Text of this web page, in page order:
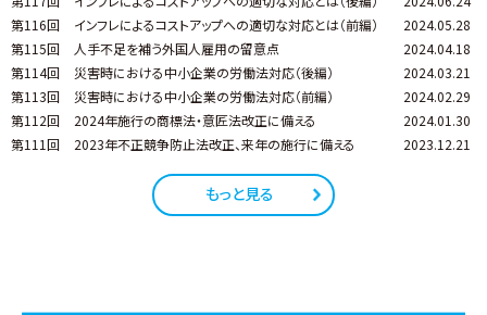
第116回
インフレによるコストアップへの適切な対応とは（前編）
2024.05.28
第115回
人手不足を補う外国人雇用の留意点
2024.04.18
第114回
災害時における中小企業の労働法対応（後編）
2024.03.21
第113回
災害時における中小企業の労働法対応（前編）
2024.02.29
第112回
2024年施行の商標法・意匠法改正に備える
2024.01.30
第111回
2023年不正競争防止法改正、来年の施行に備える 2023.12.21
もっと見る